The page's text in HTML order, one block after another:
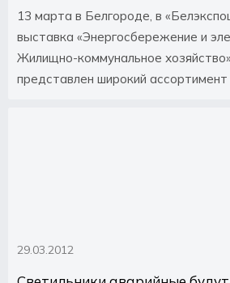
13 марта в Белгороде, в
выставка «Энергосбережение и
Жилищно-коммунальное
представлен широкий ассортимент
29.03.2012